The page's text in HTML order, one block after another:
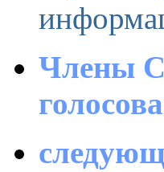
Члены